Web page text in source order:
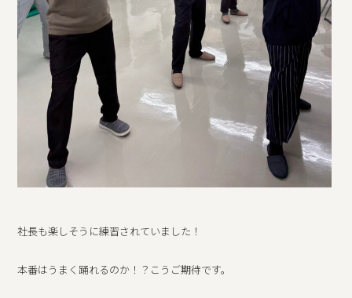
社長も楽しそうに練習されていました！
本番はうまく踊れるのか！？こうご期待です。